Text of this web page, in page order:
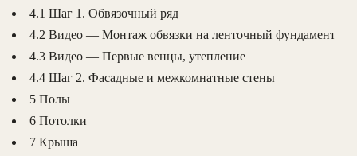
4.1 Шаг 1. Обвязочный ряд
4.2 Видео — Монтаж обвязки на ленточный фундамент
4.3 Видео — Первые венцы, утепление
4.4 Шаг 2. Фасадные и межкомнатные стены
5 Полы
6 Потолки
7 Крыша